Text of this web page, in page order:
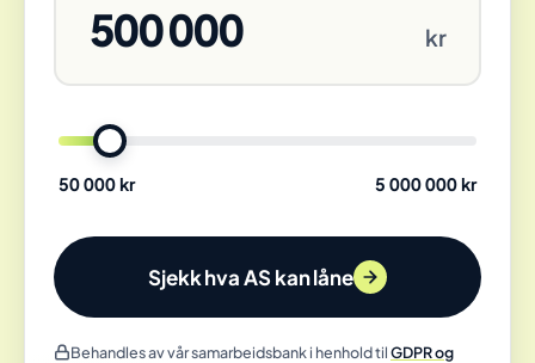
500 000 kr
Lånebeløp
50 000 kr 5 000 000 kr
Sjekk hva AS kan låne
Behandles av vår samarbeidsbank i henhold tilGDPR og